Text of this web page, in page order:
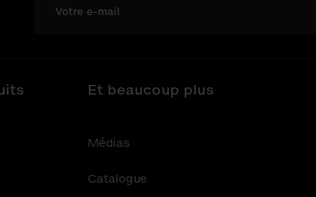
Et beaucoup plus
Médias
Catalogue